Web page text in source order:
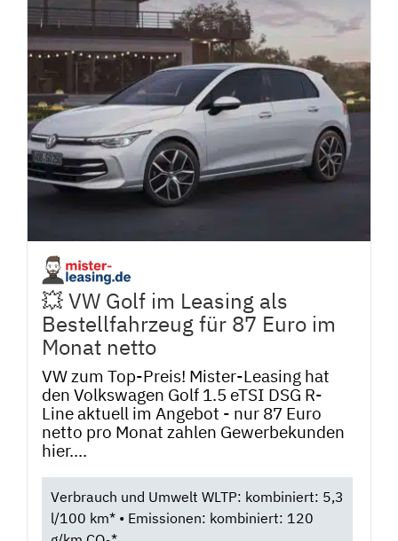
💥 VW Golf im Leasing als
Bestellfahrzeug für 87 Euro im
Monat netto
VW zum Top-Preis! Mister-Leasing hat
den Volkswagen Golf 1.5 eTSI DSG R-
Line aktuell im Angebot - nur 87 Euro
netto pro Monat zahlen Gewerbekunden
hier....
Verbrauch und Umwelt WLTP: kombiniert: 5,3
l/100 km* • Emissionen: kombiniert: 120